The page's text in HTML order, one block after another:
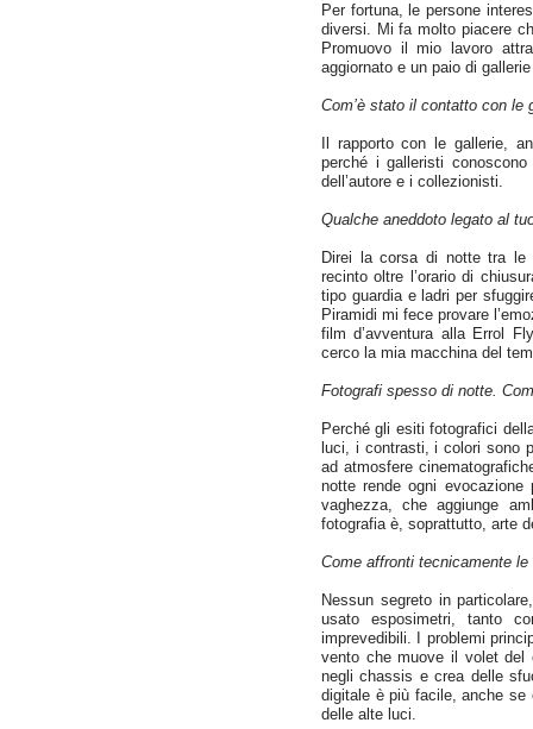
Per fortuna, le persone
diversi. Mi fa molto piacere
Promuovo il mio lavoro
aggiornato e un paio di
Com’è stato il contatto con le
Il rapporto con le gallerie,
perché i galleristi
dell’autore e i collezionisti.
Qualche aneddoto legato al
Direi la corsa di notte tra le
recinto oltre l’orario di
tipo guardia e ladri per
Piramidi mi fece provare
film d’avventura alla Errol
cerco la mia macchina del
Fotografi spesso di notte.
Perché gli esiti fotografici
luci, i contrasti, i colori sono
ad atmosfere
notte rende ogni
vaghezza, che aggiunge
fotografia è, soprattutto, arte
Come affronti tecnicamente le
Nessun segreto in
usato esposimetri, tanto
imprevedibili. I problemi
vento che muove il volet del
negli chassis e crea delle
digitale è più facile, anche
delle alte luci.